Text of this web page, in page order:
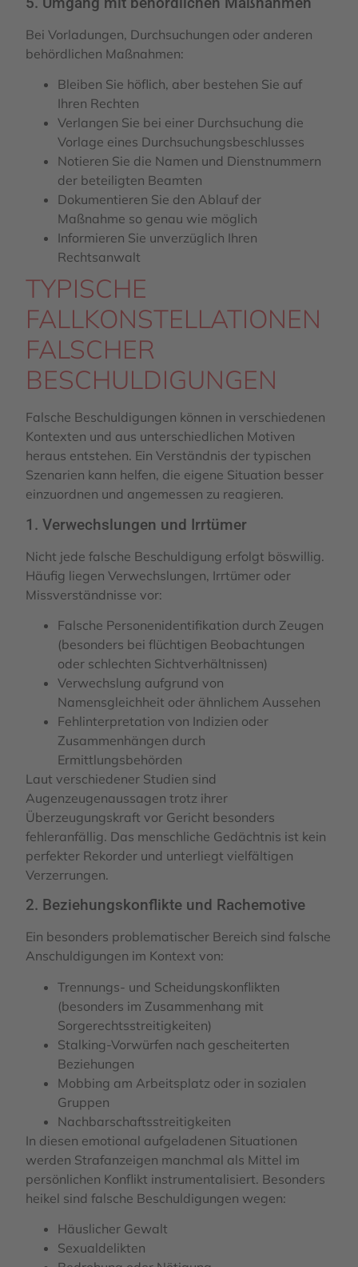
Bei Vorladungen, Durchsuchungen oder anderen
behördlichen Maßnahmen:
Bleiben Sie höflich, aber bestehen Sie auf
Ihren Rechten
Verlangen Sie bei einer Durchsuchung die
Vorlage eines Durchsuchungsbeschlusses
Notieren Sie die Namen und Dienstnummern
der beteiligten Beamten
Dokumentieren Sie den Ablauf der
Maßnahme so genau wie möglich
Informieren Sie unverzüglich Ihren
Rechtsanwalt
TYPISCHE
FALLKONSTELLATIONEN
FALSCHER
BESCHULDIGUNGEN
Falsche Beschuldigungen können in verschiedenen
Kontexten und aus unterschiedlichen Motiven
heraus entstehen. Ein Verständnis der typischen
Szenarien kann helfen, die eigene Situation besser
einzuordnen und angemessen zu reagieren.
1. Verwechslungen und Irrtümer
Nicht jede falsche Beschuldigung erfolgt böswillig.
Häufig liegen Verwechslungen, Irrtümer oder
Missverständnisse vor:
Falsche Personenidentifikation durch Zeugen
(besonders bei flüchtigen Beobachtungen
oder schlechten Sichtverhältnissen)
Verwechslung aufgrund von
Namensgleichheit oder ähnlichem Aussehen
Fehlinterpretation von Indizien oder
Zusammenhängen durch
Ermittlungsbehörden
Laut verschiedener Studien sind
Augenzeugenaussagen trotz ihrer
Überzeugungskraft vor Gericht besonders
fehleranfällig. Das menschliche Gedächtnis ist kein
perfekter Rekorder und unterliegt vielfältigen
Verzerrungen.
2. Beziehungskonflikte und Rachemotive
Ein besonders problematischer Bereich sind falsche
Anschuldigungen im Kontext von:
Trennungs- und Scheidungskonflikten
(besonders im Zusammenhang mit
Sorgerechtsstreitigkeiten)
Stalking-Vorwürfen nach gescheiterten
Beziehungen
Mobbing am Arbeitsplatz oder in sozialen
Gruppen
Nachbarschaftsstreitigkeiten
In diesen emotional aufgeladenen Situationen
werden Strafanzeigen manchmal als Mittel im
persönlichen Konflikt instrumentalisiert. Besonders
heikel sind falsche Beschuldigungen wegen:
Häuslicher Gewalt
Sexualdelikten